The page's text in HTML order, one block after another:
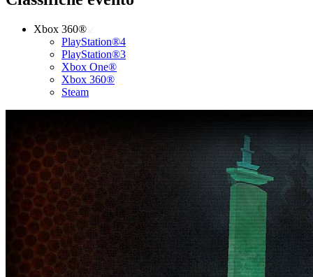
Xbox 360®
PlayStation®4
PlayStation®3
Xbox One®
Xbox 360®
Steam